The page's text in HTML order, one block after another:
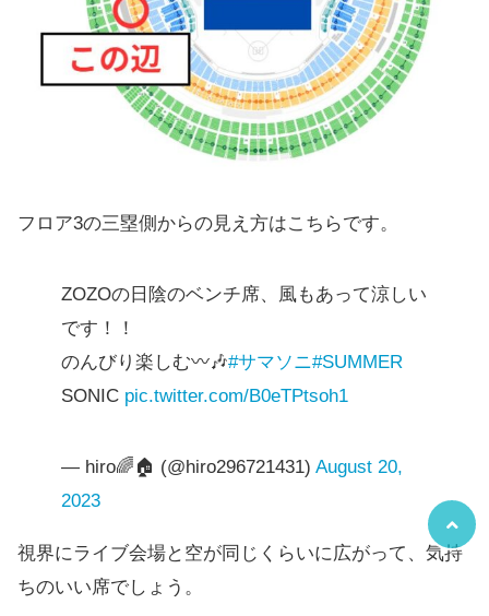
フロア3の三塁側からの見え方はこちらです。
ZOZOの日陰のベンチ席、風もあって涼しい
です！！
のんびり楽しむ〰️🎶#サマソニ#SUMMER
SONIC pic.twitter.com/B0eTPtsoh1
— hiro🌈🏠 (@hiro296721431) August 20,
2023
視界にライブ会場と空が同じくらいに広がって、気持
ちのいい席でしょう。